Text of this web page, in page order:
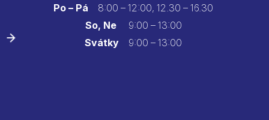
Po – Pá
8:00 – 12:00, 12.30 – 16.30
So, Ne9:00 – 13:00
Svátky 9:00 – 13:00